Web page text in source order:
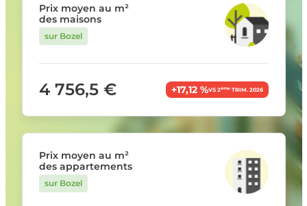
Prix moyen au m²
des maisons
sur Bozel
4 756,5 € +17,12 %VS 2èmeTRIM. 2026
Prix moyen au m²
des appartements
sur Bozel